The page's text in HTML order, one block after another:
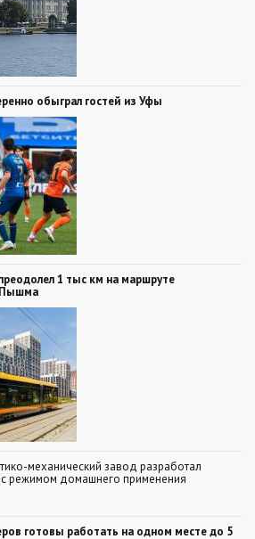
обыграл гостей из Уфы
1 тыс км на маршруте
Пышма
механический завод разработал
режимом домашнего применения
готовы работать на одном месте до 5